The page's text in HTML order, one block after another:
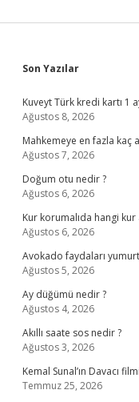
Sidebar
Son Yazılar
Kuveyt Türk kredi kartı 1
Ağustos 8, 2026
Mahkemeye en fazla kaç
Ağustos 7, 2026
Doğum otu nedir ?
Ağustos 6, 2026
Kur korumalıda hangi kur
Ağustos 6, 2026
Avokado faydaları
Ağustos 5, 2026
Ay düğümü nedir ?
Ağustos 4, 2026
Akıllı saate sos nedir ?
Ağustos 3, 2026
Kemal Sunal’ın Davacı
Temmuz 25, 2026